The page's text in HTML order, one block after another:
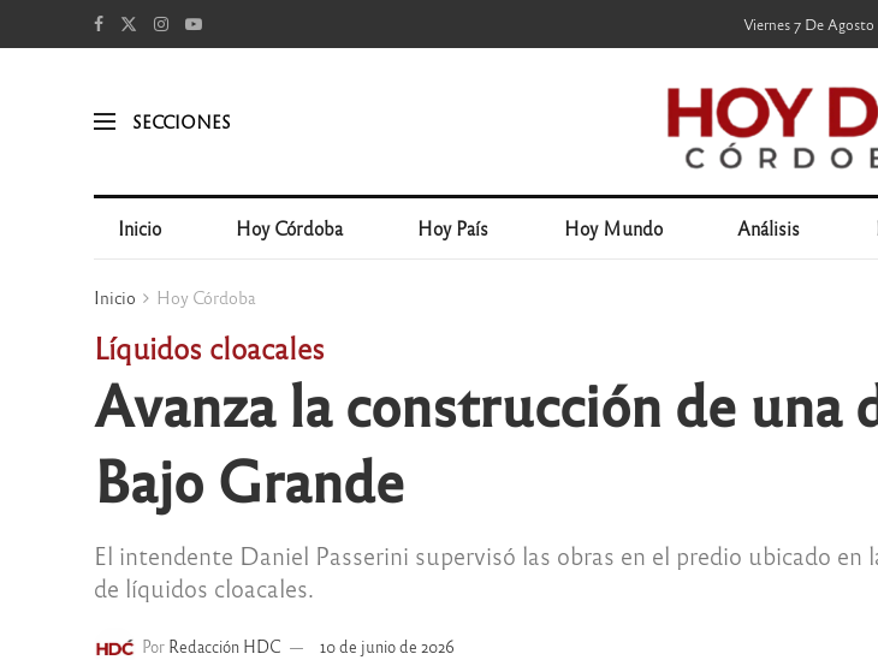
Viernes 7 De Agosto
SECCIONES
Inicio Hoy Córdoba Hoy País Hoy Mundo Análisis
Inicio Hoy Córdoba
Líquidos cloacales
Avanza la construcción de una
Bajo Grande
El intendente Daniel Passerini supervisó las obras en el predio ubicado
de líquidos cloacales.
Por Redacción HDC 10 de junio de 2026